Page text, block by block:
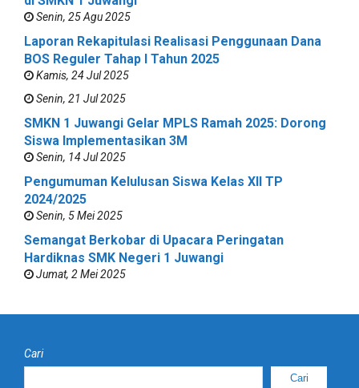
Senin, 25 Agu 2025
Laporan Rekapitulasi Realisasi Penggunaan Dana
BOS Reguler Tahap I Tahun 2025
Kamis, 24 Jul 2025
Senin, 21 Jul 2025
SMKN 1 Juwangi Gelar MPLS Ramah 2025: Dorong
Siswa Implementasikan 3M
Senin, 14 Jul 2025
Pengumuman Kelulusan Siswa Kelas XII TP
2024/2025
Senin, 5 Mei 2025
Semangat Berkobar di Upacara Peringatan
Hardiknas SMK Negeri 1 Juwangi
Jumat, 2 Mei 2025
Cari
Cari